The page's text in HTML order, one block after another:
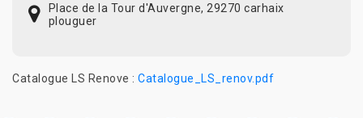
Place de la Tour d'Auvergne, 29270 carhaix
plouguer
Catalogue LS Renove : Catalogue_LS_renov.pdf